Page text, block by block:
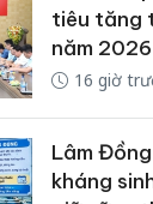
tiêu tăng
năm 2026
16 giờ
Lâm
kháng